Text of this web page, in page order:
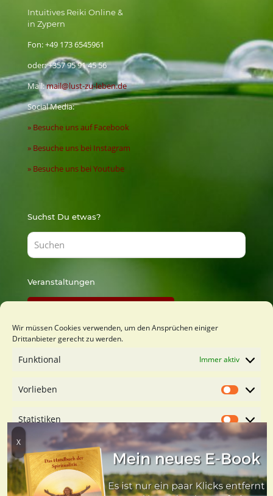
Wir müssen Cookies verwenden, um den Ansprüchen einiger
Drittanbieter gerecht zu werden.
Funktional Immer aktiv
Vorlieben Vorlieben
Statistiken
Marketing
Dienste verwalten
Intuitives Reiki Online &
in Zypern
Fon:+49 173 6545961
oder:+357 95 91 45 56
Mail:mail@lust-zu-leben.de
Social Media:
» Besuche uns auf Facebook
» Besuche uns bei Instagram
» Besuche uns bei Youtube
Suchst Du etwas?
Veranstaltungen